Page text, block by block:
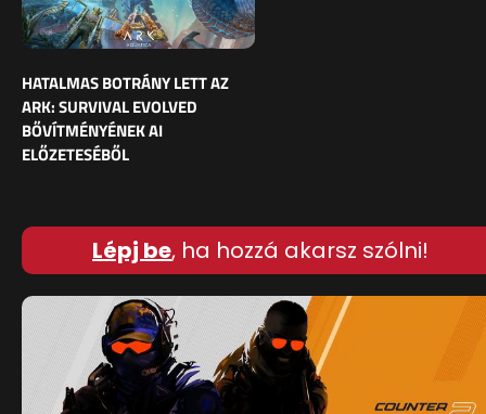
HATALMAS BOTRÁNY LETT AZ
ARK: SURVIVAL EVOLVED
BŐVÍTMÉNYÉNEK AI
ELŐZETESÉBŐL
Lépj be, ha hozzá akarsz szólni!